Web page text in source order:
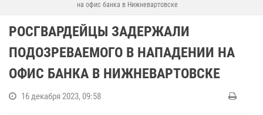
на офис банка в Нижневартовске
РОСГВАРДЕЙЦЫ ЗАДЕРЖАЛИ
ПОДОЗРЕВАЕМОГО В НАПАДЕНИИ НА
ОФИС БАНКА В НИЖНЕВАРТОВСКЕ
16 декабря 2023, 09:58